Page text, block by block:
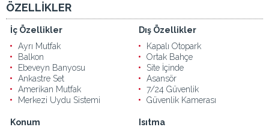
ÖZELLİKLER
İç Özellikler
Ayrı Mutfak
Balkon
Ebeveyn Banyosu
Ankastre Set
Amerikan Mutfak
Merkezi Uydu Sistemi
Dış Özellikler
Kapalı Otopark
Ortak Bahçe
Site İçinde
Asansör
7/24 Güvenlik
Güvenlik Kamerası
Konum
Isıtma